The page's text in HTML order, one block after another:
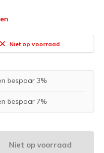
Niet op voorraad
bespaar 3%
bespaar 7%
Niet op voorraad